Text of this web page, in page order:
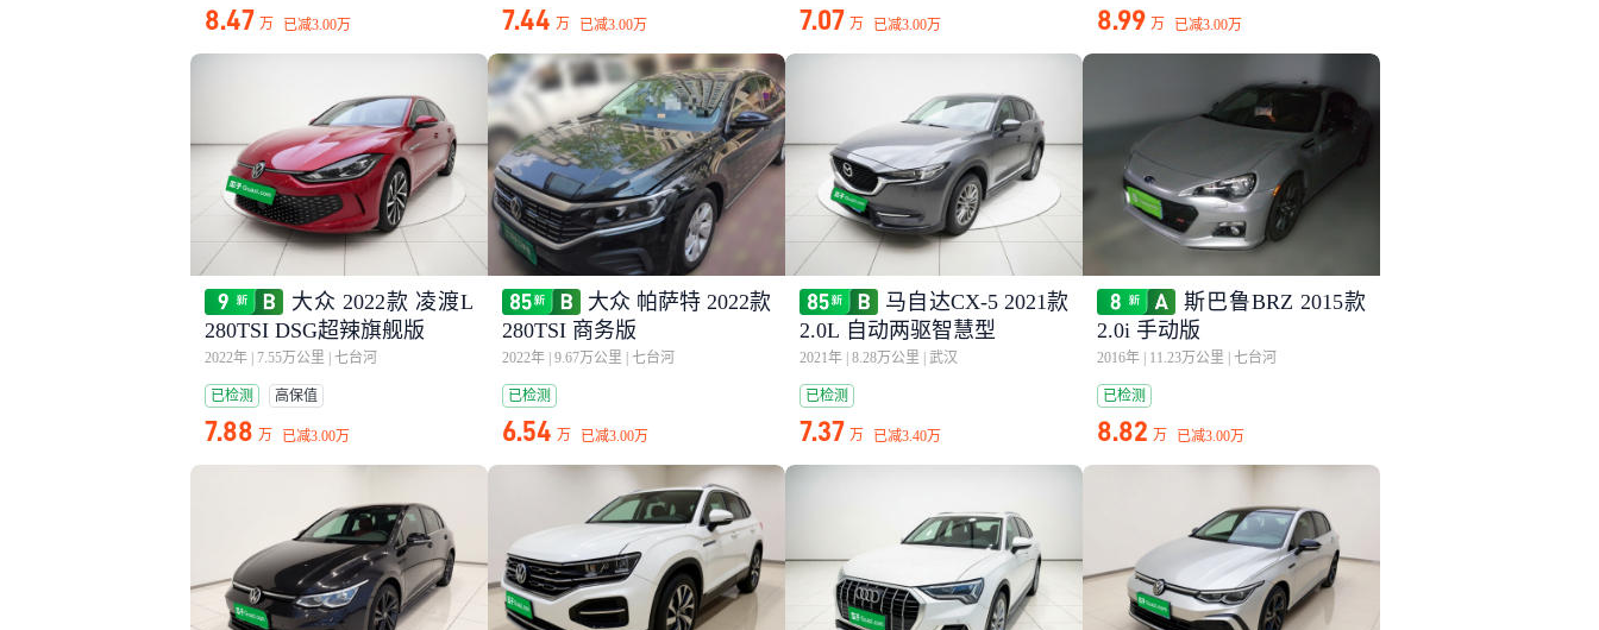
8.47 万 已减3.00万 7.44 万 已减3.00万 7.07 万 已减3.00万 8.99 万 已减3.00万
大众 2022款 凌渡L
280TSI DSG超辣旗舰版
2022年 7.55万公里 七台河
已检测 高保值
7.88 万 已减3.00万
大众 帕萨特 2022款
280TSI 商务版
2022年 9.67万公里 七台河
已检测
6.54 万 已减3.00万
马自达CX-5 2021款
2.0L 自动两驱智慧型
2021年 8.28万公里 武汉
已检测
7.37 万 已减3.40万
斯巴鲁BRZ 2015款
2.0i 手动版
2016年 11.23万公里 七台河
已检测
8.82 万 已减3.00万